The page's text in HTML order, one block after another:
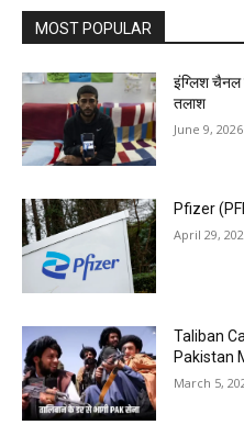
MOST POPULAR
इंग्लिश चैनल
तलाश
June 9, 2026
Pfizer
April 29,
Taliban
Pakistan
March 5,